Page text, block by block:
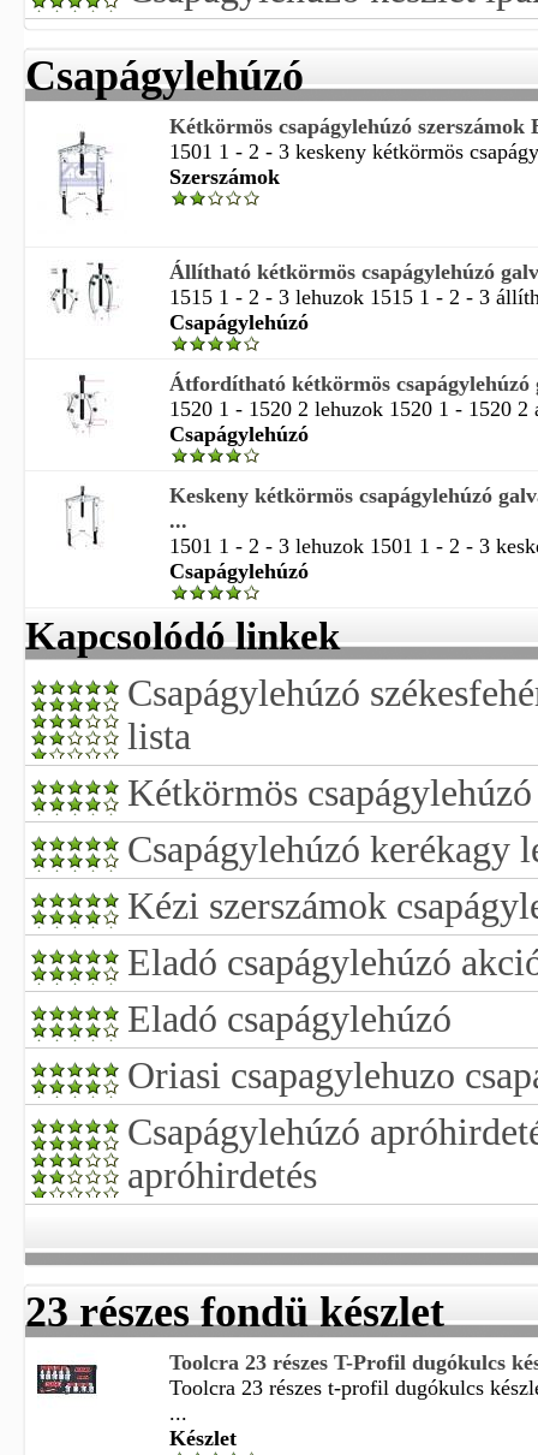
Csapágylehúzó
Kétkörmös csapágylehúzó szerszámok
1501 1 - 2 - 3 keskeny kétkörmös
Szerszámok
Állítható kétkörmös csapágylehúzó
1515 1 - 2 - 3 lehuzok 1515 1 - 2 - 3
Csapágylehúzó
Átfordítható kétkörmös csapágylehúzó
1520 1 - 1520 2 lehuzok 1520 1 - 1520
Csapágylehúzó
Keskeny kétkörmös csapágylehúzó
...
1501 1 - 2 - 3 lehuzok 1501 1 - 2 - 3
Csapágylehúzó
Kapcsolódó linkek
Csapágylehúzó
lista
Kétkörmös
Csapágylehúzó kerékagy
Kézi szerszámok
Eladó csapágylehúzó
Eladó csapágylehúzó
Oriasi csapagylehuzo
Csapágylehúzó
apróhirdetés
23 részes fondü készlet
Toolcra 23 részes T-Profil dugókulcs
Toolcra 23 részes t-profil dugókulcs
...
Készlet